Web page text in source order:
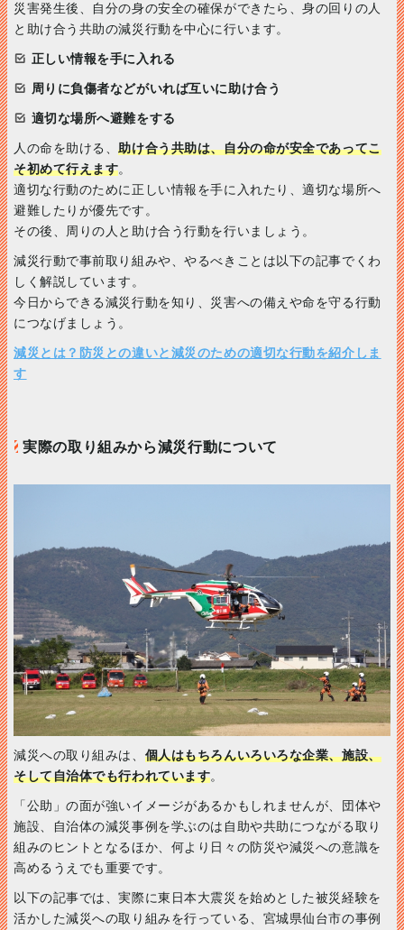
災害発生後、自分の身の安全の確保ができたら、身の回りの人
と助け合う共助の減災行動を中心に行います。
正しい情報を手に入れる
周りに負傷者などがいれば互いに助け合う
適切な場所へ避難をする
人の命を助ける、助け合う共助は、自分の命が安全であってこ
そ初めて行えます。
適切な行動のために正しい情報を手に入れたり、適切な場所へ
避難したりが優先です。
その後、周りの人と助け合う行動を行いましょう。
減災行動で事前取り組みや、やるべきことは以下の記事でくわ
しく解説しています。
今日からできる減災行動を知り、災害への備えや命を守る行動
につなげましょう。
減災とは？防災との違いと減災のための適切な行動を紹介しま
す
実際の取り組みから減災行動について
減災への取り組みは、 個人はもちろんいろいろな企業、施設、
そして自治体でも行われています。
「公助」の面が強いイメージがあるかもしれませんが、団体や
施設、自治体の減災事例を学ぶのは自助や共助につながる取り
組みのヒントとなるほか、何より日々の防災や減災への意識を
高めるうえでも重要です。
以下の記事では、実際に東日本大震災を始めとした被災経験を
活かした減災への取り組みを行っている、宮城県仙台市の事例